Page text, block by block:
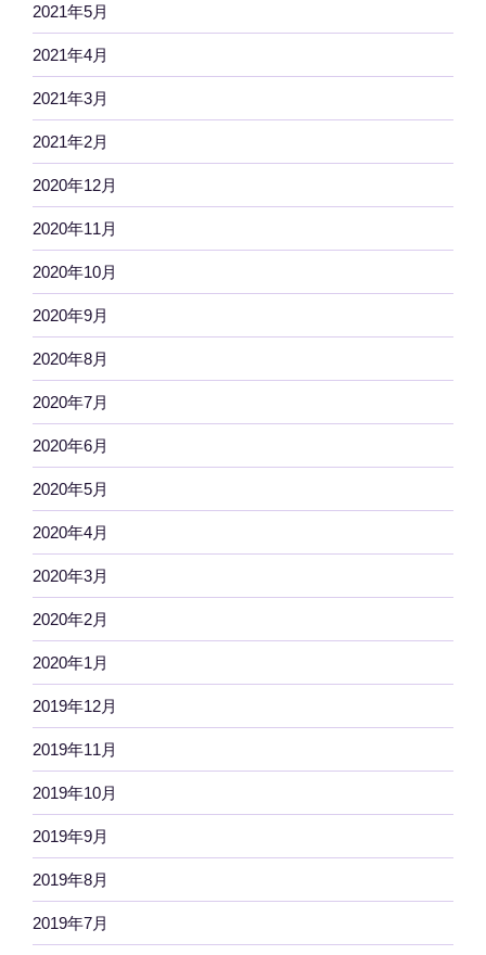
2021年5月
2021年4月
2021年3月
2021年2月
2020年12月
2020年11月
2020年10月
2020年9月
2020年8月
2020年7月
2020年6月
2020年5月
2020年4月
2020年3月
2020年2月
2020年1月
2019年12月
2019年11月
2019年10月
2019年9月
2019年8月
2019年7月